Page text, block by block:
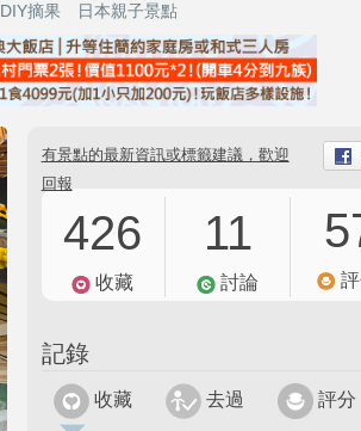
DIY摘果 日本親子景點
有景點的最新資訊或標籤建議，歡迎
回報
426
收藏
11
討論
記錄
收藏 去過 評分